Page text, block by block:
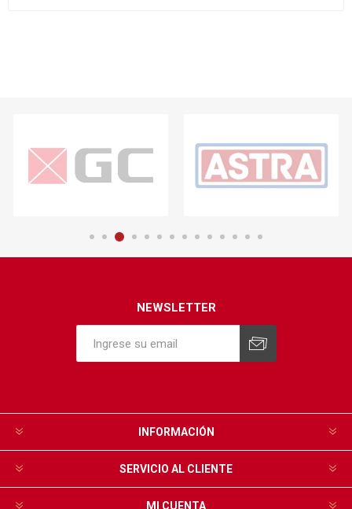
NEWSLETTER
INFORMACIÓN
SERVICIO AL CLIENTE
MI CUENTA